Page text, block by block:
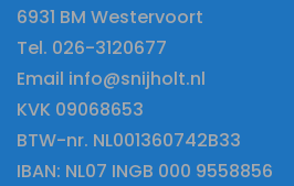
6931 BM Westervoort
Tel. 026-3120677
Email info@snijholt.nl
KVK 09068653
BTW-nr. NL001360742B33
IBAN: NL07 INGB 000 9558856